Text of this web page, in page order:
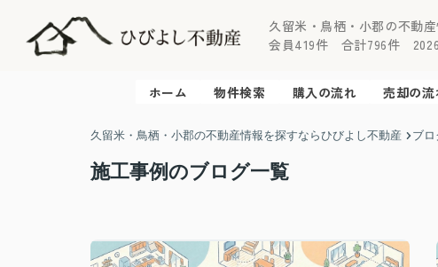
久留米・鳥栖・小郡の不動
会員419件 合計796件
ホーム 物件検索 購入の流れ 売却の流
久留米・鳥栖・小郡の不動産情報を探すならひびよし不動産 ブロ
施工事例のブログ一覧